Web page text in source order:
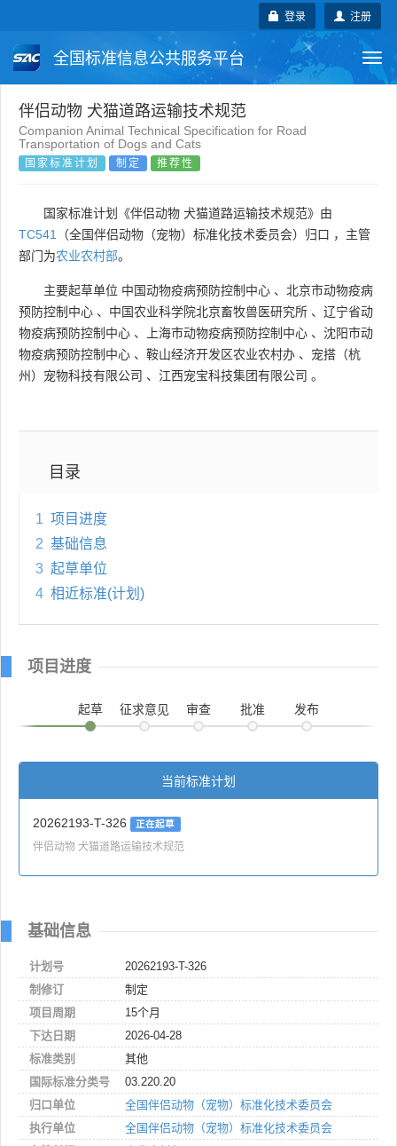
注册
登录
全国标准信息公共服务平台
国家标准 行业标准
团体标准 企业标准
伴侣动物 犬猫道路运输技术规范
Companion Animal Technical Specification for Road
Transportation of Dogs and Cats
国家标准计划 制定 推荐性
国家标准计划《伴侣动物 犬猫道路运输技术规范》由
TC541
（全国伴侣动物（宠物）标准化技术委员会）归口 ，主管
部门为农业农村部。
主要起草单位 中国动物疫病预防控制中心 、 北京市动物疫病
预防控制中心 、 中国农业科学院北京畜牧兽医研究所 、 辽宁省动
物疫病预防控制中心 、 上海市动物疫病预防控制中心 、 沈阳市动
物疫病预防控制中心 、 鞍山经济开发区农业农村办 、 宠搭（杭
州）宠物科技有限公司 、 江西宠宝科技集团有限公司 。
目录
1 项目进度
2 基础信息
3 起草单位
4 相近标准(计划)
项目进度
起草 征求意见 审查 批准 发布
当前标准计划
20262193-T-326 正在起草
伴侣动物 犬猫道路运输技术规范
基础信息
计划号
20262193-T-326
制修订
制定
项目周期
15个月
下达日期
2026-04-28
标准类别
其他
国际标准分类号
03.220.20
归口单位
全国伴侣动物（宠物）标准化技术委员会
执行单位
全国伴侣动物（宠物）标准化技术委员会